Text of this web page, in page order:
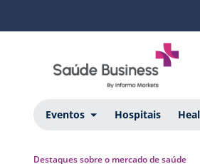
Eventos Hospitais
Destaques sobre o mercado de saúde